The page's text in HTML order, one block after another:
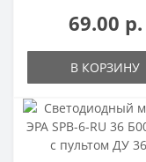
69.00 р.
В КОРЗИНУ